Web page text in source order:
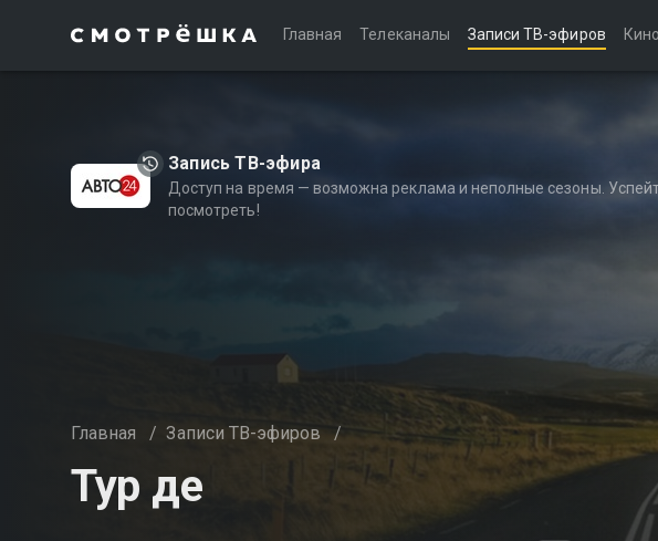
Главная Телеканалы Записи ТВ-эфиров
Запись ТВ-эфира
Доступ на время — возможна реклама и неполные сезоны.
посмотреть!
Главная / Записи ТВ-эфиров /
Тур де